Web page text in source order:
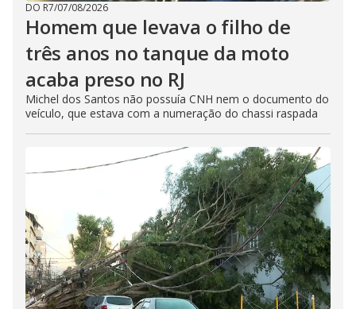
DO R7/07/08/2026
Homem que levava o filho de
três anos no tanque da moto
acaba preso no RJ
Michel dos Santos não possuía CNH nem o documento do
veículo, que estava com a numeração do chassi raspada